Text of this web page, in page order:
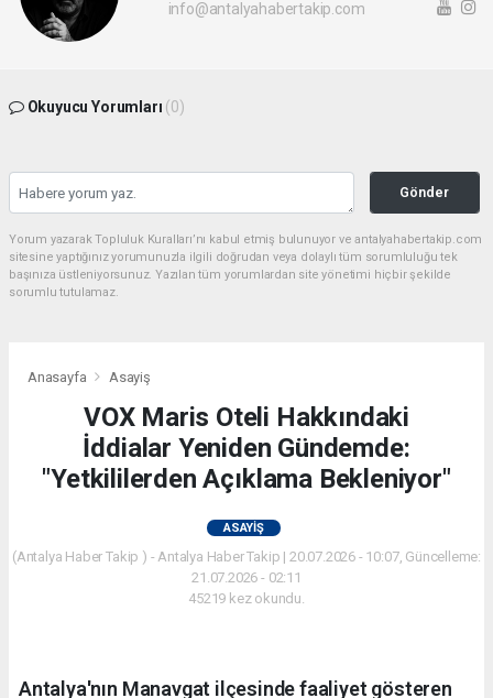
info@antalyahabertakip.com
Okuyucu Yorumları (0)
Gönder
Yorum yazarak Topluluk Kuralları’nı kabul etmiş bulunuyor ve antalyahabertakip.com
sitesine yaptığınız yorumunuzla ilgili doğrudan veya dolaylı tüm sorumluluğu tek
başınıza üstleniyorsunuz. Yazılan tüm yorumlardan site yönetimi hiçbir şekilde
sorumlu tutulamaz.
Anasayfa Asayiş
VOX Maris Oteli Hakkındaki
İddialar Yeniden Gündemde:
"Yetkililerden Açıklama Bekleniyor"
ASAYIŞ
(Antalya Haber Takip ) - Antalya Haber Takip | 20.07.2026 - 10:07, Güncelleme:
21.07.2026 - 02:11
45219 kez okundu.
Antalya'nın Manavgat ilçesinde faaliyet gösteren